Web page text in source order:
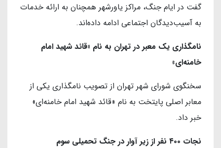
گفت در ایام جنگ، مراکز یاورشهر همچنان به ارائه خدمات
به آسیب‌دیدگان اجتماعی ادامه داده‌اند.
نامگذاری یک معبر در تهران به نام «قائد شهید امام
خامنه‌ای»
سخنگوی شورای شهر تهران از تصویب نامگذاری یکی از
معابر اصلی پایتخت به نام «قائد شهید امام خامنه‌ای»
خبر داد.
نجات ۴۰۰ نفر از زیر آوار در جنگ تحمیلی سوم